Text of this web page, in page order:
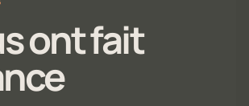
ont fait